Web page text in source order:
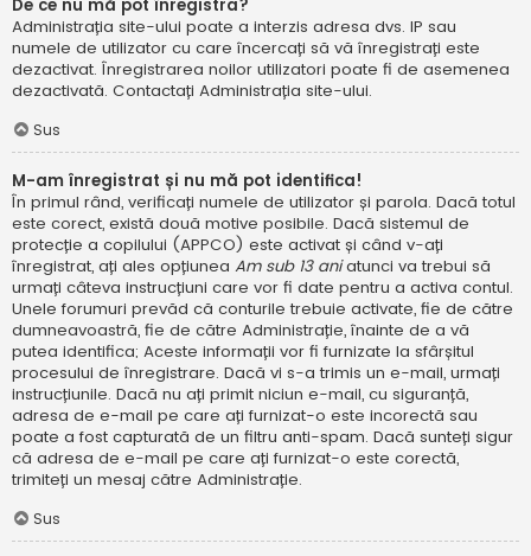
De ce nu mă pot înregistra?
Administrația site-ului poate a interzis adresa dvs. IP sau
numele de utilizator cu care încercați să vă înregistrați este
dezactivat. Înregistrarea noilor utilizatori poate fi de asemenea
dezactivată. Contactați Administrația site-ului.
Sus
M-am înregistrat și nu mă pot identifica!
În primul rând, verificați numele de utilizator și parola. Dacă totul
este corect, există două motive posibile. Dacă sistemul de
protecție a copilului (APPCO) este activat și când v-ați
înregistrat, ați ales opțiunea Am sub 13 aniatunci va trebui să
urmați câteva instrucțiuni care vor fi date pentru a activa contul.
Unele forumuri prevăd că conturile trebuie activate, fie de către
dumneavoastră, fie de către Administrație, înainte de a vă
putea identifica; Aceste informații vor fi furnizate la sfârșitul
procesului de înregistrare. Dacă vi s-a trimis un e-mail, urmați
instrucțiunile. Dacă nu ați primit niciun e-mail, cu siguranță,
adresa de e-mail pe care ați furnizat-o este incorectă sau
poate a fost capturată de un filtru anti-spam. Dacă sunteți sigur
că adresa de e-mail pe care ați furnizat-o este corectă,
trimiteți un mesaj către Administrație.
Sus